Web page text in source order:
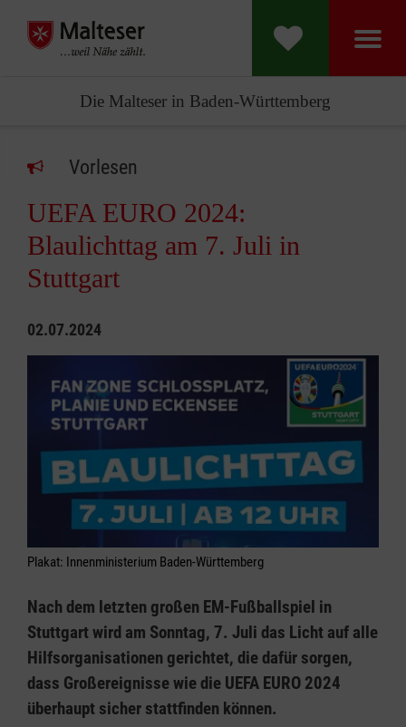
Die Malteser in Baden-Württemberg
Vorlesen
UEFA EURO 2024:
Blaulichttag am 7. Juli in
Stuttgart
02.07.2024
Plakat: Innenministerium Baden-Württemberg
Nach dem letzten großen EM-Fußballspiel in
Stuttgart wird am Sonntag, 7. Juli das Licht auf alle
Hilfsorganisationen gerichtet, die dafür sorgen,
dass Großereignisse wie die UEFA EURO 2024
überhaupt sicher stattfinden können.